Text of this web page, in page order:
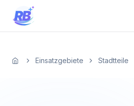
Zum Inhalt springen
RB
StartseiteEinsatzgebiete Stadtteile